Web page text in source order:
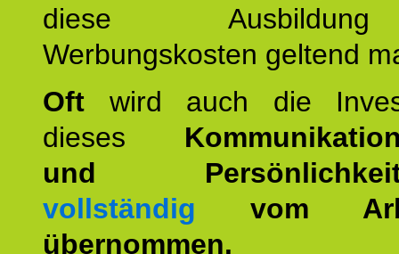
diese
Werbungskosten geltend
Oft wird auch die
dieses
und
vollständig vom
übernommen.